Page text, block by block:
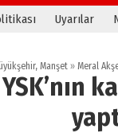
Uyarılar
, Manşet » Meral